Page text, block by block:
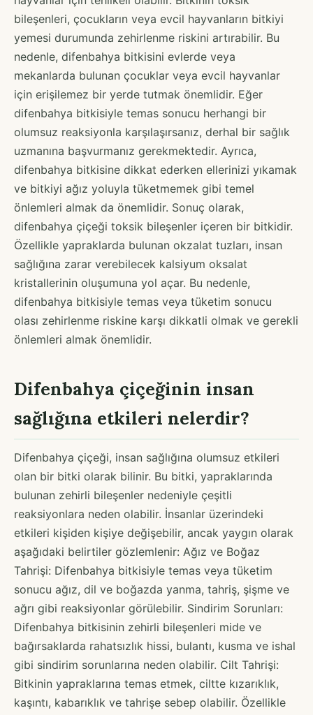
bileşenleri, çocukların veya evcil hayvanların bitkiyi
yemesi durumunda zehirlenme riskini artırabilir. Bu
nedenle, difenbahya bitkisini evlerde veya
mekanlarda bulunan çocuklar veya evcil hayvanlar
için erişilemez bir yerde tutmak önemlidir. Eğer
difenbahya bitkisiyle temas sonucu herhangi bir
olumsuz reaksiyonla karşılaşırsanız, derhal bir sağlık
uzmanına başvurmanız gerekmektedir. Ayrıca,
difenbahya bitkisine dikkat ederken ellerinizi yıkamak
ve bitkiyi ağız yoluyla tüketmemek gibi temel
önlemleri almak da önemlidir. Sonuç olarak,
difenbahya çiçeği toksik bileşenler içeren bir bitkidir.
Özellikle yapraklarda bulunan okzalat tuzları, insan
sağlığına zarar verebilecek kalsiyum oksalat
kristallerinin oluşumuna yol açar. Bu nedenle,
difenbahya bitkisiyle temas veya tüketim sonucu
olası zehirlenme riskine karşı dikkatli olmak ve gerekli
önlemleri almak önemlidir.
Difenbahya çiçeğinin insan
sağlığına etkileri nelerdir?
Difenbahya çiçeği, insan sağlığına olumsuz etkileri
olan bir bitki olarak bilinir. Bu bitki, yapraklarında
bulunan zehirli bileşenler nedeniyle çeşitli
reaksiyonlara neden olabilir. İnsanlar üzerindeki
etkileri kişiden kişiye değişebilir, ancak yaygın olarak
aşağıdaki belirtiler gözlemlenir: Ağız ve Boğaz
Tahrişi: Difenbahya bitkisiyle temas veya tüketim
sonucu ağız, dil ve boğazda yanma, tahriş, şişme ve
ağrı gibi reaksiyonlar görülebilir. Sindirim Sorunları:
Difenbahya bitkisinin zehirli bileşenleri mide ve
bağırsaklarda rahatsızlık hissi, bulantı, kusma ve ishal
gibi sindirim sorunlarına neden olabilir. Cilt Tahrişi:
Bitkinin yapraklarına temas etmek, ciltte kızarıklık,
kaşıntı, kabarıklık ve tahrişe sebep olabilir. Özellikle